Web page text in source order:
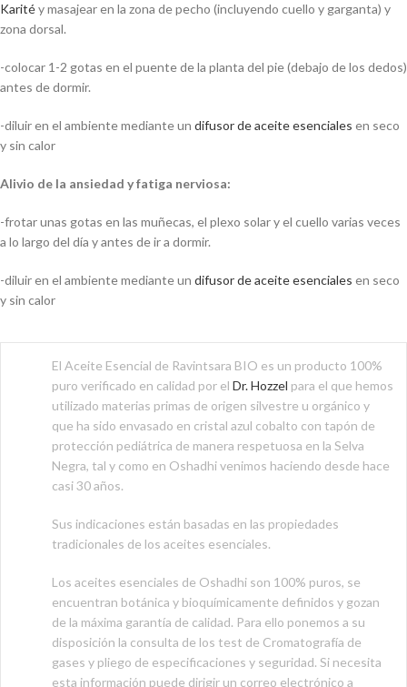
Karitéy masajear en la zona de pecho (incluyendo cuello y garganta) y
zona dorsal.
-colocar 1-2 gotas en el puente de la planta del pie (debajo de los dedos)
antes de dormir.
-diluir en el ambiente mediante un difusor de aceite esenciales en seco
y sin calor
Alivio de la ansiedad y fatiga nerviosa:
-frotar unas gotas en las muñecas, el plexo solar y el cuello varias veces
a lo largo del día y antes de ir a dormir.
-diluir en el ambiente mediante un difusor de aceite esenciales en seco
y sin calor
El Aceite Esencial de Ravintsara BIO es un producto 100%
puro verificado en calidad por el Dr. Hozzel para el que hemos
utilizado materias primas de origen silvestre u orgánico y
que ha sido envasado en cristal azul cobalto con tapón de
protección pediátrica de manera respetuosa en la Selva
Negra, tal y como en Oshadhi venimos haciendo desde hace
casi 30 años.
Sus indicaciones están basadas en las propiedades
tradicionales de los aceites esenciales.
Los aceites esenciales de Oshadhi son 100% puros, se
encuentran botánica y bioquímicamente definidos y gozan
de la máxima garantía de calidad. Para ello ponemos a su
disposición la consulta de los test de Cromatografía de
gases y pliego de especificaciones y seguridad. Si necesita
esta información puede dirigir un correo electrónico a